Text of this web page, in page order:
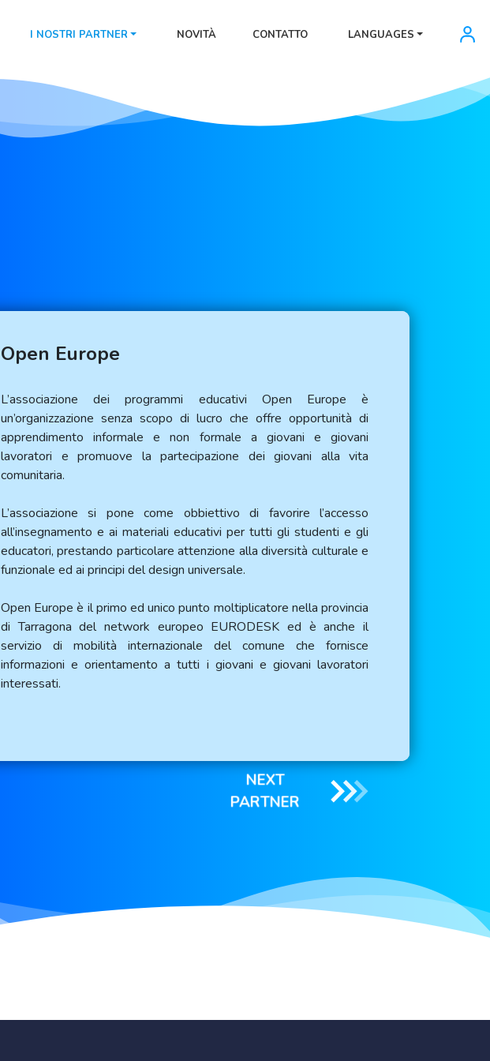
I NOSTRI PARTNER NOVITÀ CONTATTO LANGUAGES
Open Europe
L’associazione dei programmi educativi Open Europe è
un’organizzazione senza scopo di lucro che offre opportunità di
apprendimento informale e non formale a giovani e giovani
lavoratori e promuove la partecipazione dei giovani alla vita
comunitaria.
L’associazione si pone come obbiettivo di favorire l’accesso
all’insegnamento e ai materiali educativi per tutti gli studenti e gli
educatori, prestando particolare attenzione alla diversità culturale e
funzionale ed ai principi del design universale.
Open Europe è il primo ed unico punto moltiplicatore nella provincia
di Tarragona del network europeo EURODESK ed è anche il
servizio di mobilità internazionale del comune che fornisce
informazioni e orientamento a tutti i giovani e giovani lavoratori
interessati.
NEXT
PARTNER